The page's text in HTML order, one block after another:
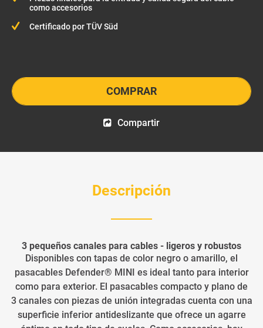
como accesorios
Certificado por TÜV Süd
COMPRAR
Compartir
Descripción
3 pequeños canales para cables - ligeros y robustos
Disponibles con tapas de color negro o amarillo, el
pasacables Defender® MINI es ideal tanto para interior
como para exterior. El pasacables compacto y plano de
3 canales con piezas de unión integradas cuenta con una
superficie inferior antideslizante que ofrece un agarre